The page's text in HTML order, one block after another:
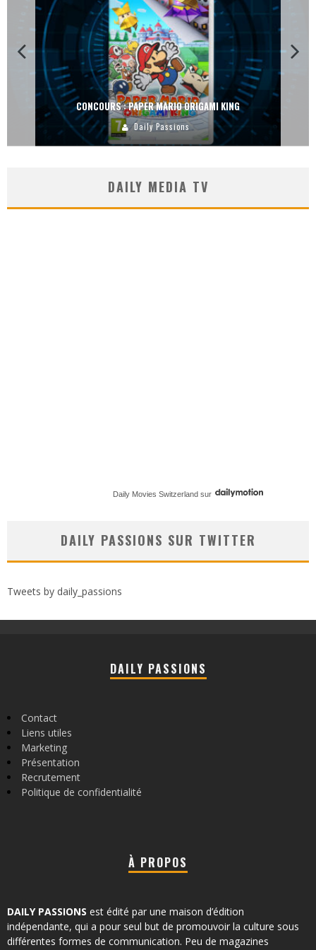
CONCOURS : DREAMS SUR PS4
Carlos Mühlig
DAILY MEDIA TV
Daily Movies Switzerland sur
DAILY PASSIONS SUR TWITTER
Tweets by daily_passions
DAILY PASSIONS
Contact
Liens utiles
Marketing
Présentation
Recrutement
Politique de confidentialité
À PROPOS
DAILY PASSIONS est édité par une maison d’édition
indépendante, qui a pour seul but de promouvoir la culture sous
différentes formes de communication. Peu de magazines